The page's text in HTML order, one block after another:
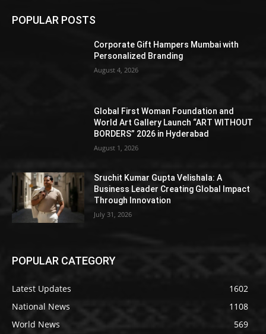
POPULAR POSTS
Corporate Gift Hampers Mumbai with
Personalized Branding
August 4, 2026
Global First Woman Foundation and
World Art Gallery Launch “ART WITHOUT
BORDERS” 2026 in Hyderabad
August 1, 2026
Sruchit Kumar Gupta Velishala: A
Business Leader Creating Global Impact
Through Innovation
July 31, 2026
POPULAR CATEGORY
Latest Updates
1602
National News
1108
World News
569